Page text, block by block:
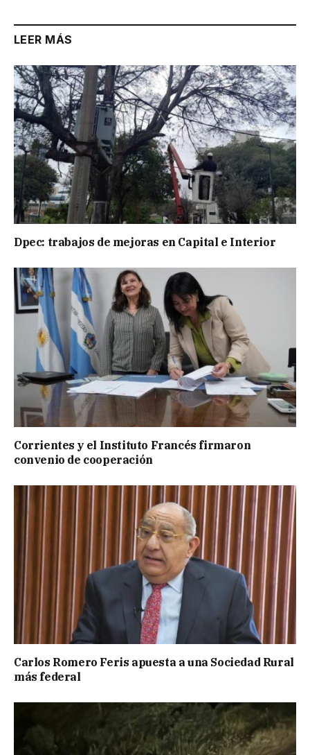
LEER MÁS
Dpec: trabajos de mejoras en Capital e Interior
Corrientes y el Instituto Francés firmaron
convenio de cooperación
Carlos Romero Feris apuesta a una Sociedad Rural
más federal